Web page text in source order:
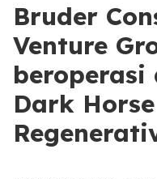
Bruder
Venture
beroperasi
Dark